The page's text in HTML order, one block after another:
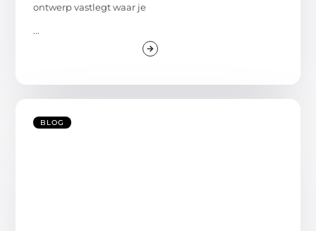
ontwerp vastlegt waar je
...
BLOG